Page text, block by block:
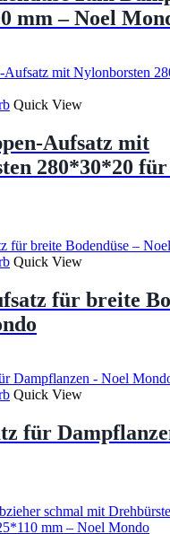
mm – Noel
Quick View
Aufsatz mit
280*30*20
Quick View
für breite
Quick View
für